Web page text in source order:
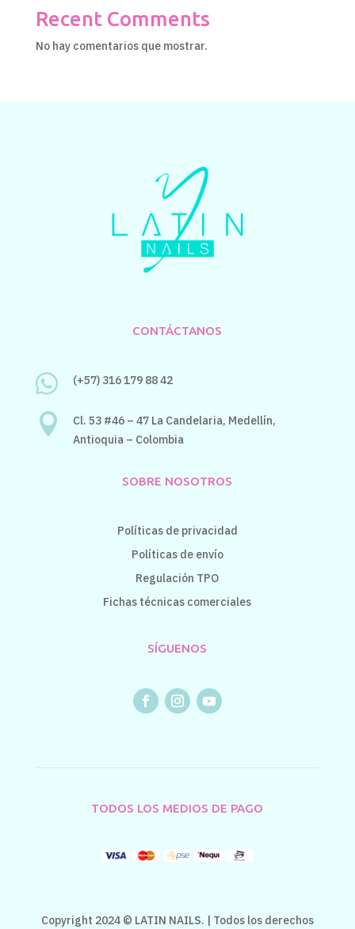
Recent Comments
No hay comentarios que mostrar.
CONTÁCTANOS
 (+57) 316 179 88 42
 Cl. 53 #46 – 47 La Candelaria, Medellín,
Antioquia – Colombia
SOBRE NOSOTROS
Políticas de privacidad
Políticas de envío
Regulación TPO
Fichas técnicas comerciales
SÍGUENOS
TODOS LOS MEDIOS DE PAGO
Copyright 2024 © LATIN NAILS. | Todos los derechos